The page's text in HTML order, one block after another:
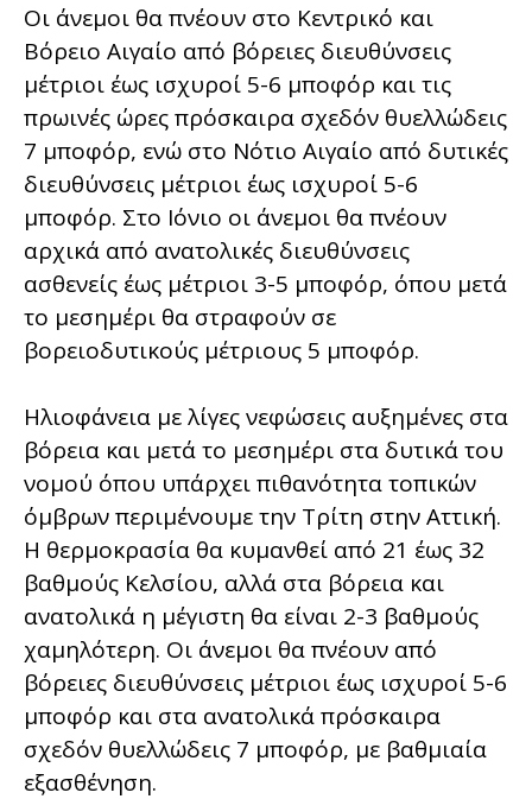
Οι άνεμοι θα πνέουν στο Κεντρικό και
Βόρειο Αιγαίο από βόρειες διευθύνσεις
μέτριοι έως ισχυροί 5-6 μποφόρ και τις
πρωινές ώρες πρόσκαιρα σχεδόν θυελλώδεις
7 μποφόρ, ενώ στο Νότιο Αιγαίο από δυτικές
διευθύνσεις μέτριοι έως ισχυροί 5-6
μποφόρ. Στο Ιόνιο οι άνεμοι θα πνέουν
αρχικά από ανατολικές διευθύνσεις
ασθενείς έως μέτριοι 3-5 μποφόρ, όπου μετά
το μεσημέρι θα στραφούν σε
βορειοδυτικούς μέτριους 5 μποφόρ.
Ηλιοφάνεια με λίγες νεφώσεις αυξημένες στα
βόρεια και μετά το μεσημέρι στα δυτικά του
νομού όπου υπάρχει πιθανότητα τοπικών
όμβρων περιμένουμε την Τρίτη στην Αττική.
Η θερμοκρασία θα κυμανθεί από 21 έως 32
βαθμούς Κελσίου, αλλά στα βόρεια και
ανατολικά η μέγιστη θα είναι 2-3 βαθμούς
χαμηλότερη. Οι άνεμοι θα πνέουν από
βόρειες διευθύνσεις μέτριοι έως ισχυροί 5-6
μποφόρ και στα ανατολικά πρόσκαιρα
σχεδόν θυελλώδεις 7 μποφόρ, με βαθμιαία
εξασθένηση.